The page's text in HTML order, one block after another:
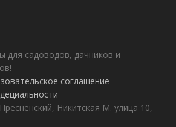
для садоводов, дачников и
соглашение
Никитская М. улица 10,